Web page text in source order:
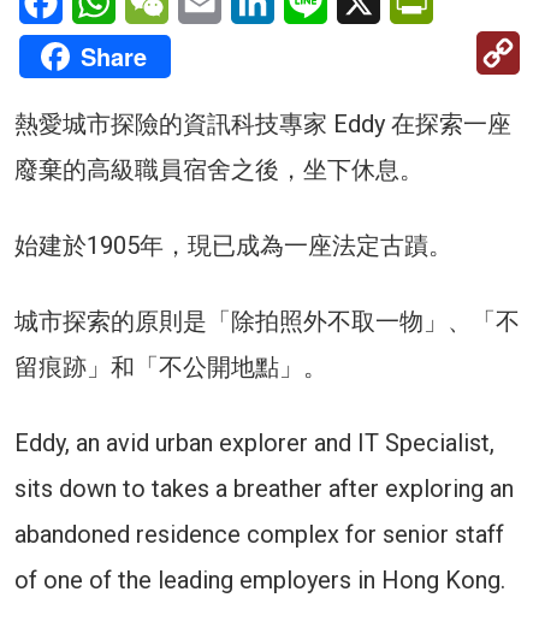
Share
熱愛城市探險的資訊科技專家 Eddy 在探索一座
廢棄的高級職員宿舍之後，坐下休息。
始建於1905年，現已成為一座法定古蹟。
城市探索的原則是「除拍照外不取一物」、「不
留痕跡」和「不公開地點」。
Eddy, an avid urban explorer and IT Specialist,
sits down to takes a breather after exploring an
abandoned residence complex for senior staff
of one of the leading employers in Hong Kong.